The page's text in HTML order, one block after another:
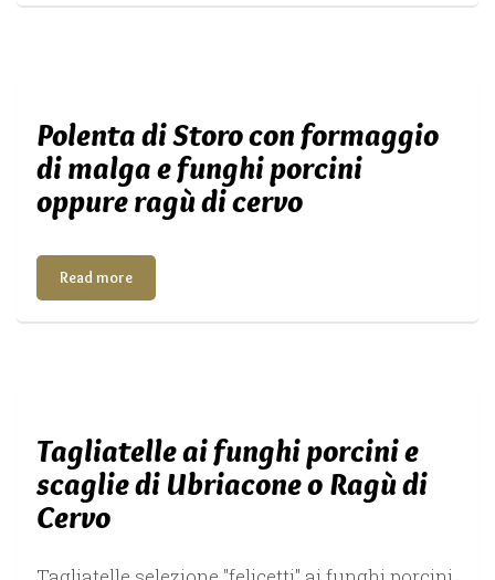
Polenta di Storo con formaggio
di malga e funghi porcini
oppure ragù di cervo
Read more
Tagliatelle ai funghi porcini e
scaglie di Ubriacone o Ragù di
Cervo